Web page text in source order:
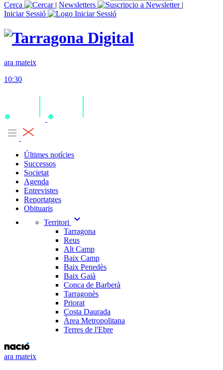
Cerca
| Newsletters
|
Iniciar Sessió
ara mateix
10:30
Últimes notícies
Successos
Societat
Agenda
Entrevistes
Reportatges
Obituaris
Territori
expand_more
Tarragona
Reus
Alt Camp
Baix Camp
Baix Penedès
Baix Gaià
Conca de Barberà
Tarragonès
Priorat
Costa Daurada
Àrea Metropolitana
Terres de l'Ebre
ara mateix